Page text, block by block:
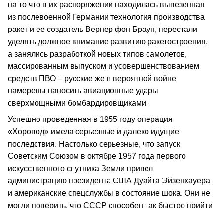
на то что в их распоряжении находилась вывезенная
из послевоенной Германии технология производства
ракет и ее создатель Вернер фон Браун, перестали
уделять должное внимание развитию ракетостроения,
а занялись разработкой новых типов самолетов,
массированным выпуском и усовершенствованием
средств ПВО – русские же в вероятной войне
намерены наносить авиационные удары
сверхмощными бомбардировщиками!
Успешно проведенная в 1955 году операция
«Хоровод» имела серьезные и далеко идущие
последствия. Настолько серьезные, что запуск
Советским Союзом в октябре 1957 года первого
искусственного спутника Земли привел
администрацию президента США Дуайта Эйзенхауера
и американские спецслужбы в состояние шока. Они не
могли поверить, что СССР способен так быстро прийти